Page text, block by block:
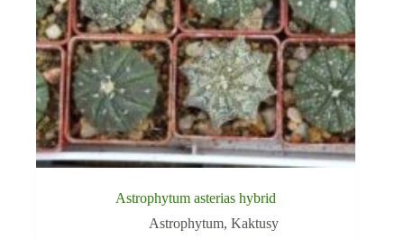
Astrophytum asterias hybrid
Astrophytum,Kaktusy